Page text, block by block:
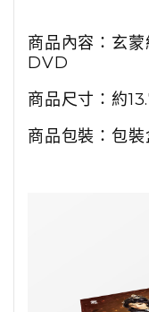
商品內容：玄
DVD
商品尺寸：約
商品包裝：包